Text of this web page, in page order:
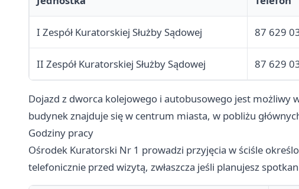
I Zespół Kuratorskiej Służby Sądowej 87 629
II Zespół Kuratorskiej Służby Sądowej 87 629
Dojazd z dworca kolejowego i autobusowego jest
budynek znajduje się w centrum miasta, w pobliżu
Godziny pracy
Ośrodek Kuratorski Nr 1 prowadzi przyjęcia w ściśle
telefonicznie przed wizytą, zwłaszcza jeśli planujesz